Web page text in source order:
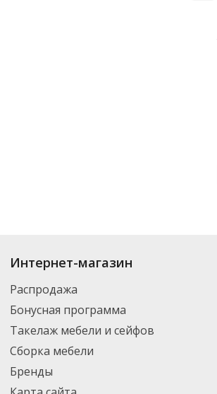
Купить по
включая новинки. Вы можете выбрать нужный
регионы России – партнерской транспортной
Интернет-магазин
Распродажа
Бонусная программа
Такелаж мебели и сейфов
Сборка мебели
Бренды